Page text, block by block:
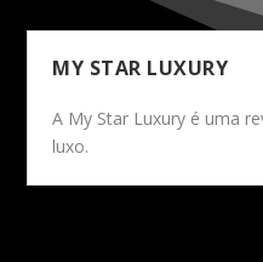
MY STAR LUXURY
A My Star Luxury é uma
luxo.